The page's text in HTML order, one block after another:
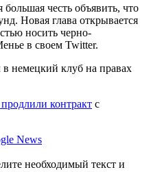
честь объявить, что
Новая глава открывается
носить черно-
в своем Twitter.
немецкий клуб на правах
контракт с
News
необходимый текст и